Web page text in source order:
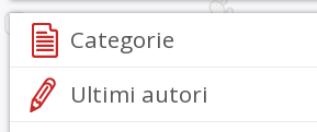
Categorie
Ultimi autori